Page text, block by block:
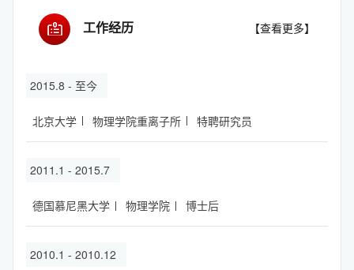
工作经历 【查看更多】
2015.8 - 至今
北京大学 物理学院重离子所 特聘研究员
2011.1 - 2015.7
德国慕尼黑大学 物理学院 博士后
2010.1 - 2010.12